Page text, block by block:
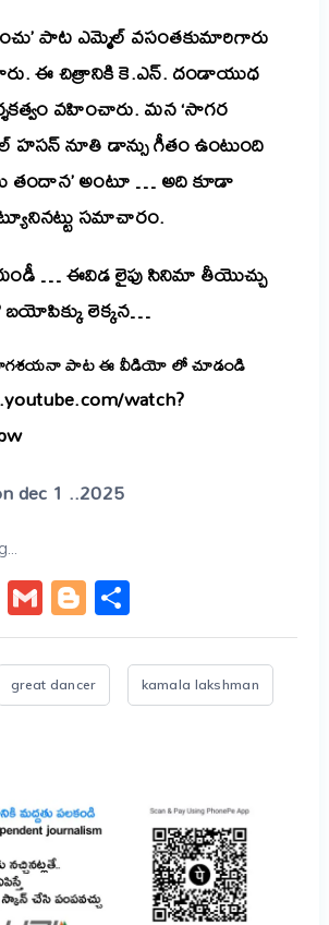
పాట ఎమ్మెల్ వసంతకుమారిగారు
ఈ చిత్రానికి కె.ఎన్. దండాయుధ
వహించారు. మన ‘సాగర
నూతి డాన్సు గీతం ఉంటుంది
తందాన’ అంటూ … అది కూడా
సమాచారం.
… ఈవిడ లైఫు సినిమా తీయొచ్చు
లెక్కన…
నాగశయనా పాట ఈ వీడియో లో చూడండి
watch?
dec 1 ..2025
GmailBlogger
Share
great dancer kamala lakshman